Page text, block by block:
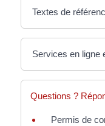
Textes de
Services en ligne
Questions ?
Permis de